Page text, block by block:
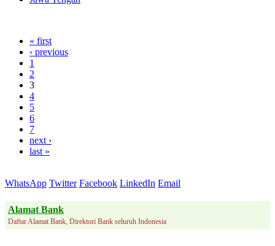
« first
‹ previous
1
2
3
4
5
6
7
next ›
last »
WhatsApp Twitter Facebook LinkedIn Email
Alamat Bank
Daftar Alamat Bank, Direktori Bank seluruh Indonesia